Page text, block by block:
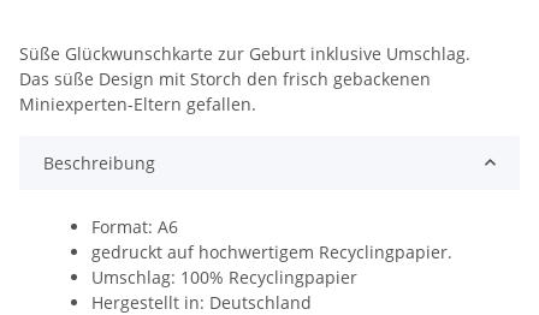
Süße Glückwunschkarte zur Geburt inklusive Umschlag.
Das süße Design mit Storch den frisch gebackenen
Miniexperten-Eltern gefallen.
Beschreibung
Format: A6
gedruckt auf hochwertigem Recyclingpapier.
Umschlag: 100% Recyclingpapier
Hergestellt in: Deutschland